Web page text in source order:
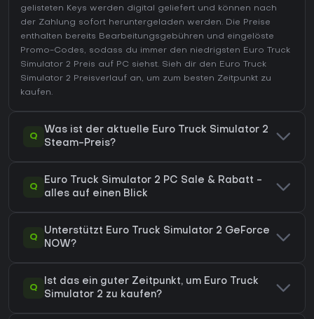
gelisteten Keys werden digital geliefert und können nach
der Zahlung sofort heruntergeladen werden. Die Preise
enthalten bereits Bearbeitungsgebühren und eingelöste
Promo-Codes, sodass du immer den niedrigsten Euro Truck
Simulator 2 Preis auf PC siehst. Sieh dir den Euro Truck
Simulator 2 Preisverlauf an, um zum besten Zeitpunkt zu
kaufen.
Q
Was ist der aktuelle Euro Truck Simulator 2
Steam-Preis?
Q
Euro Truck Simulator 2 PC Sale & Rabatt -
alles auf einen Blick
Q
Unterstützt Euro Truck Simulator 2 GeForce
NOW?
Q
Ist das ein guter Zeitpunkt, um Euro Truck
Simulator 2 zu kaufen?